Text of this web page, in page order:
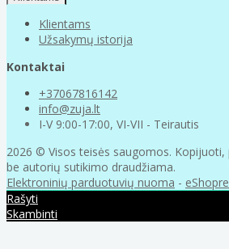
Klientams
Užsakymų istorija
Kontaktai
+37067816142
info@zuja.lt
I-V 9:00-17:00, VI-VII - Teirautis
2026 © Visos teisės saugomos.
be autorių sutikimo draudžiama.
Elektroninių parduotuvių nuoma -
Rašyti
Skambinti